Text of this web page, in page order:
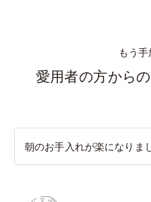
もう手
愛用者の方から
朝のお手入れが楽になりま